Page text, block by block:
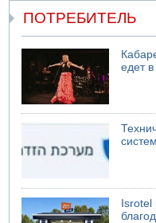
ПОТРЕБИТЕЛЬ
едет